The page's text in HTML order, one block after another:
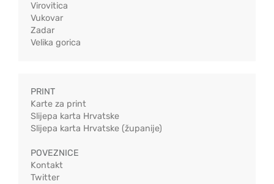
Virovitica
Vukovar
Zadar
Velika gorica
PRINT
Karte za print
Slijepa karta Hrvatske
Slijepa karta Hrvatske (županije)
POVEZNICE
Kontakt
Twitter